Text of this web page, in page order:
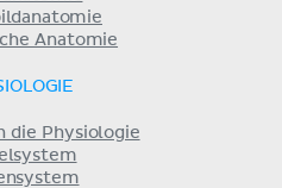
Anatomie
die Physiologie